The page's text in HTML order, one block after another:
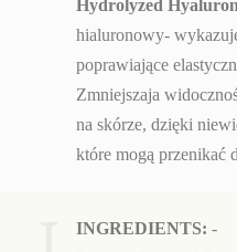
Hydrolyzed
hialuronowy-
poprawiające
Zmniejszaja
na skórze, dzięki
które mogą przenikać
INGREDIENTS: -